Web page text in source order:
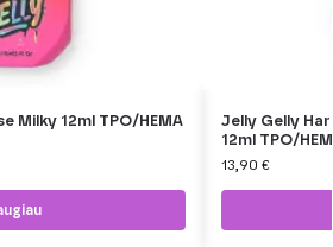
Milky 12ml TPO/HEMA
Jelly Gelly
12ml TPO/
13,90 €